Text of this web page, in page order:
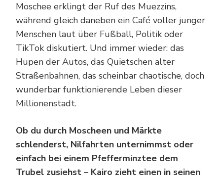
Moschee erklingt der Ruf des Muezzins,
während gleich daneben ein Café voller junger
Menschen laut über Fußball, Politik oder
TikTok diskutiert. Und immer wieder: das
Hupen der Autos, das Quietschen alter
Straßenbahnen, das scheinbar chaotische, doch
wunderbar funktionierende Leben dieser
Millionenstadt.
Ob du durch Moscheen und Märkte
schlenderst, Nilfahrten unternimmst oder
einfach bei einem Pfefferminztee dem
Trubel zusiehst – Kairo zieht einen in seinen